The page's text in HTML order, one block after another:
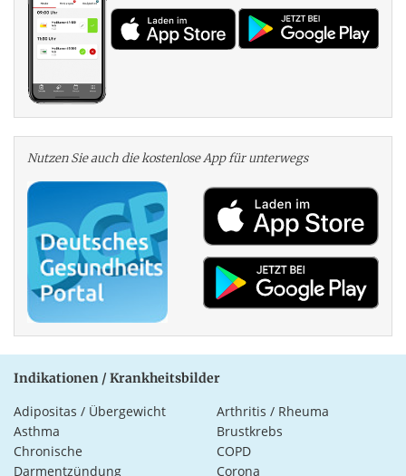
Nutzen Sie auch die kosten­lose App für unterwegs
Indikationen / Krankheitsbilder
Adipositas / Übergewicht
Arthritis / Rheuma
Asthma
Brustkrebs
Chronische
Darmentzündung
COPD
Corona